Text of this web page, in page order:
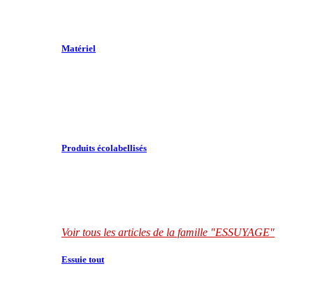
Matériel
Produits écolabellisés
Voir tous les articles de la famille "ESSUYAGE"
Essuie tout